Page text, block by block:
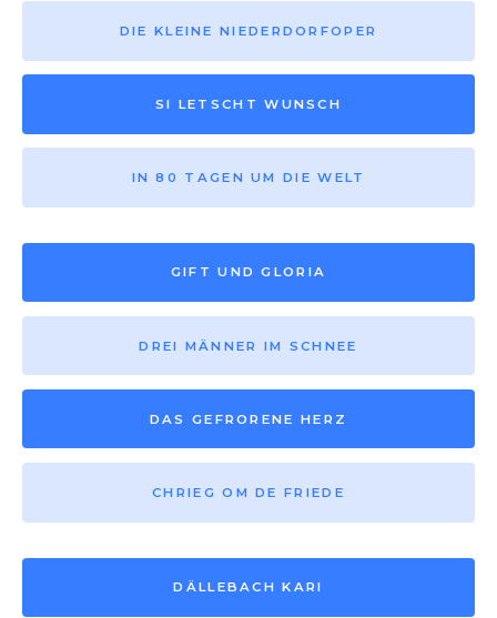
DIE KLEINE NIEDERDORFOPER
SI LETSCHT WUNSCH
IN 80 TAGEN UM DIE WELT
GIFT UND GLORIA
DREI MÄNNER IM SCHNEE
DAS GEFRORENE HERZ
CHRIEG OM DE FRIEDE
DÄLLEBACH KARI